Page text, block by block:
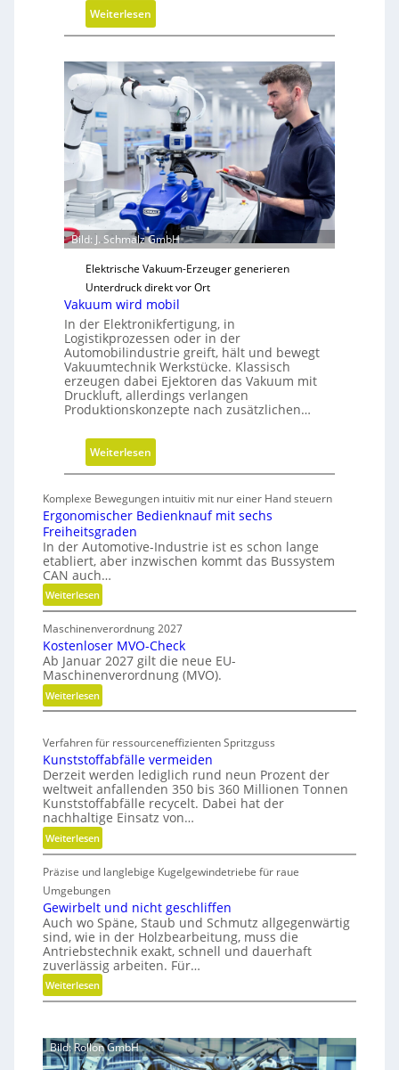
i
z
e
n
z
t
r
e
i
b
e
r
Weiterlesen:
S
r
a
t
e
g
i
s
c
h
e
e
u
a
u
s
r
i
c
t
u
g
Bild: J. Schmalz GmbH
Elektrische Vakuum-Erzeuger generieren
Unterdruck direkt vor Ort
Vakuum wird mobil
In der Elektronikfertigung, in
Logistikprozessen oder in der
Automobilindustrie greift, hält und bewegt
Vakuumtechnik Werkstücke. Klassisch
erzeugen dabei Ejektoren das Vakuum mit
Druckluft, allerdings verlangen
Produktionskonzepte nach zusätzlichen…
Weiterlesen:
V
k
u
m
d
m
o
i
Komplexe Bewegungen intuitiv mit nur einer Hand steuern
Ergonomischer Bedienknauf mit sechs
Freiheitsgraden
In der Automotive-Industrie ist es schon lange
etabliert, aber inzwischen kommt das Bussystem
CAN auch…
Weiterlesen:
E
r
g
o
n
o
m
s
c
h
e
r
B
e
d
e
n
k
n
a
u
f
t
Maschinenverordnung 2027
Kostenloser MVO-Check
Ab Januar 2027 gilt die neue EU-
Maschinenverordnung (MVO).
Weiterlesen:
K
s
t
e
n
l
o
s
r
M
V
O
-
C
h
e
Verfahren für ressourceneffizienten Spritzguss
Kunststoffabfälle vermeiden
Derzeit werden lediglich rund neun Prozent der
weltweit anfallenden 350 bis 360 Millionen Tonnen
Kunststoffabfälle recycelt. Dabei hat der
nachhaltige Einsatz von…
Weiterlesen:
K
u
n
s
t
s
t
o
f
f
b
f
Präzise und langlebige Kugelgewindetriebe für raue
Umgebungen
Gewirbelt und nicht geschliffen
Auch wo Späne, Staub und Schmutz allgegenwärtig
sind, wie in der Holzbearbeitung, muss die
Antriebstechnik exakt, schnell und dauerhaft
zuverlässig arbeiten. Für…
Weiterlesen:
G
w
i
Bild: Rollon GmbH